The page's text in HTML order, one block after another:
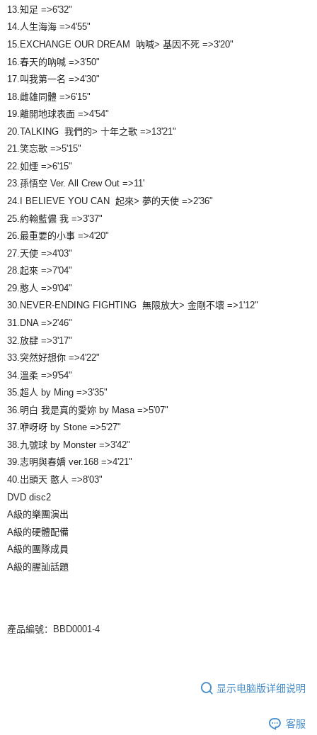
13.知足 =>6'32"
14.人生海海 =>4'55"
15.EXCHANGE OUR DREAM 吶喊> 基因不死 =>3'20"
16.春天的吶喊 =>3'50"
17.叫我第一名 =>4'30"
18.雌雄同體 =>6'15"
19.離開地球表面 =>4'54"
20.TALKING 我們的> 十年之歌 =>13'21"
21.笑忘歌 =>5'15"
22.如煙 =>6'15"
23.孫悟空 Ver. All Crew Out =>11'
24.I BELIEVE YOU CAN 起來> 夢的天使 =>2'36"
25.約翰藍儂 我 =>3'37"
26.最重要的小事 =>4'20"
27.天使 =>4'03"
28.起來 =>7'04"
29.憨人 =>9'04"
30.NEVER-ENDING FIGHTING 無限放大> 金剛不壞 =>1'12"
31.DNA =>2'46"
32.放肆 =>3'17"
33.突然好想你 =>4'22"
34.溫柔 =>9'54"
35.超人 by Ming =>3'35"
36.明白 我是真的愛妳 by Masa =>5'07"
37.咿呀呀 by Stone =>5'27"
38.九號球 by Monster =>3'42"
39.志明與春嬌 ver.168 =>4'21"
40.出頭天 憨人 =>8'03"
DVD disc2
A級的樂團演出
A級的硬體配備
A級的團隊成員
A級的腥訕話題
產品編號：BBD0001-4
显示电脑版详细说明
客服